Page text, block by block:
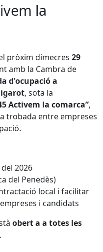
la
pròxim dimecres 29
amb la Cambra de
d'ocupació a
, sota la
Activem la comarca”,
trobada entre empreses
2026
del Penedès)
local i facilitar
i candidats
obert a a totes les
.